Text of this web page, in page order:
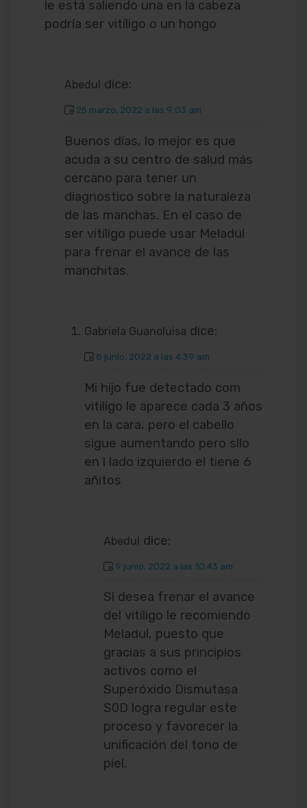
le está saliendo una en la cabeza
podría ser vitíligo o un hongo
Abedul dice:
25 marzo, 2022 a las 9:03 am
Buenos días, lo mejor es que
acuda a su centro de salud más
cercano para tener un
diagnostico sobre la naturaleza
de las manchas. En el caso de
ser vitíligo puede usar Meladul
para frenar el avance de las
manchitas.
Gabriela Guanoluisa dice:
8 junio, 2022 a las 4:39 am
Mi hijo fue detectado com
vitiligo le aparece cada 3 años
en la cara, pero el cabello
sigue aumentando pero sllo
en l lado izquierdo el tiene 6
añitos
Abedul dice:
9 junio, 2022 a las 10:43 am
Si desea frenar el avance
del vitíligo le recomiendo
Meladul, puesto que
gracias a sus principios
activos como el
Superóxido Dismutasa
S0D logra regular este
proceso y favorecer la
unificación del tono de
piel.